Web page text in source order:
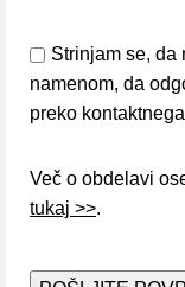
Strinjam se, da
namenom, da
preko
Več o obdelavi
tukaj >>.